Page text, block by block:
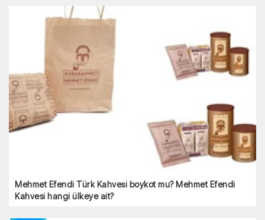
Mehmet Efendi Türk Kahvesi boykot mu? Mehmet Efendi
Kahvesi hangi ülkeye ait?